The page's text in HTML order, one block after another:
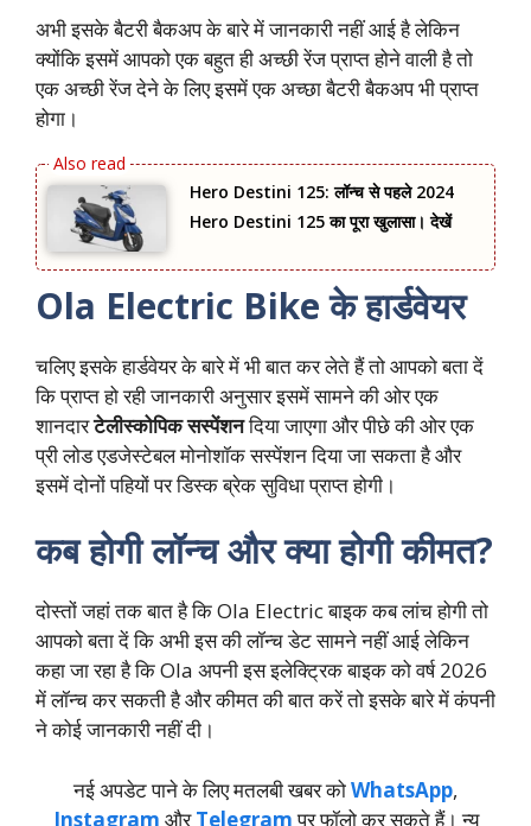
अभी इसके बैटरी बैकअप के बारे में जानकारी नहीं आई है लेकिन
क्योंकि इसमें आपको एक बहुत ही अच्छी रेंज प्राप्त होने वाली है तो
एक अच्छी रेंज देने के लिए इसमें एक अच्छा बैटरी बैकअप भी प्राप्त
होगा।
Hero Destini 125: लॉन्‍च से पहले 2024
Hero Destini 125 का पूरा खुलासा। देखें
Ola Electric Bike के हार्डवेयर
चलिए इसके हार्डवेयर के बारे में भी बात कर लेते हैं तो आपको बता दें
कि प्राप्त हो रही जानकारी अनुसार इसमें सामने की ओर एक
शानदारटेलीस्कोपिक सस्पेंशनदिया जाएगा और पीछे की ओर एक
प्री लोड एडजेस्टेबल मोनोशॉक सस्पेंशन दिया जा सकता है और
इसमें दोनों पहियों पर डिस्क ब्रेक सुविधा प्राप्त होगी।
कब होगी लॉन्च और क्या होगी कीमत?
दोस्तों जहां तक बात है कि Ola Electric बाइक कब लांच होगी तो
आपको बता दें कि अभी इस की लॉन्च डेट सामने नहीं आई लेकिन
कहा जा रहा है कि Ola अपनी इस इलेक्ट्रिक बाइक को वर्ष 2026
में लॉन्च कर सकती है और कीमत की बात करें तो इसके बारे में कंपनी
ने कोई जानकारी नहीं दी।
नई अपडेट पाने के लिए मतलबी खबर कोWhatsApp,
Instagram औरTelegramपर फॉलो कर सकते हैं। न्‍यू